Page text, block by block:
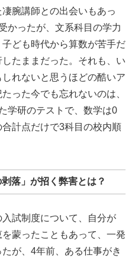
腕講師との出会いもあっ
かったが、文系科目の学力
ども時代から算数が苦手だ
たままだった。それも、い
れないと思うほどの酷いア
った今でも忘れないのは、
学研のテストで、数学は0
計点だけで3科目の校内順
落」が招く弊害とは？
試制度について、自分が
を蒙ったこともあって、一発
が、4年前、ある仕事がき